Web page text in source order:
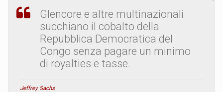
Glencore e altre multinazionali
succhiano il cobalto della
Repubblica Democratica del
Congo senza pagare un minimo
di royalties e tasse.
Jeffrey Sachs